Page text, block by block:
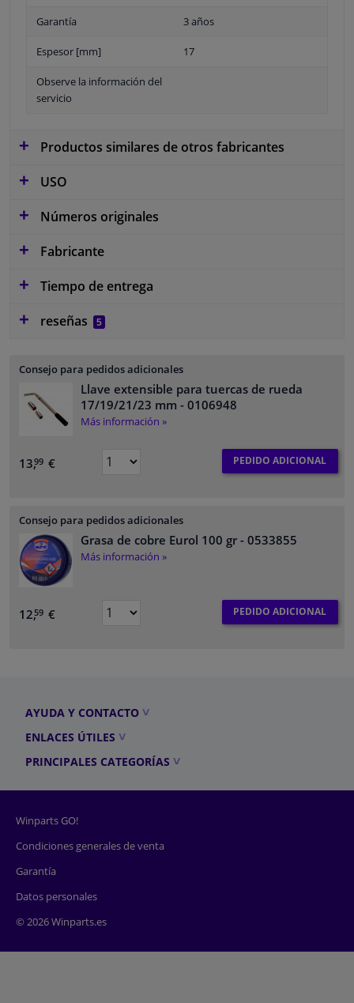
Garantía 3 años
Espesor [mm] 17
Observe la información del
servicio
Productos similares de otros fabricantes
USO
Números originales
Fabricante
Tiempo de entrega
reseñas
5
Consejo para pedidos adicionales
Llave extensible para tuercas de rueda
17/19/21/23 mm - 0106948
Más información »
13,99 € PEDIDO ADICIONAL
Consejo para pedidos adicionales
Grasa de cobre Eurol 100 gr - 0533855
Más información »
12,59 € PEDIDO ADICIONAL
AYUDA Y CONTACTO
ENLACES ÚTILES
PRINCIPALES CATEGORÍAS
Winparts GO!
Condiciones generales de venta
Garantía
Datos personales
© 2026 Winparts.es